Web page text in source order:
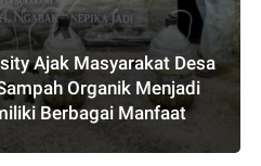
Ajak Masyarakat Desa
Organik Menjadi
Berbagai Manfaat